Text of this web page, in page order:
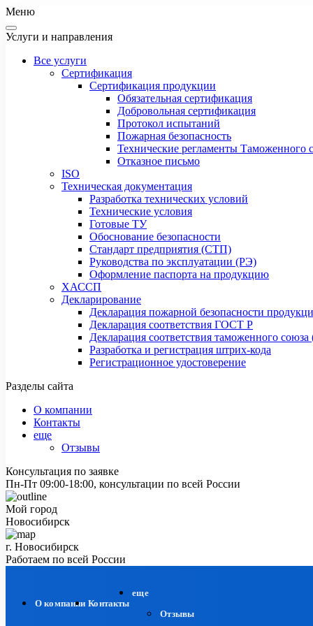
Меню
Услуги и направления
Все услуги
Сертификация
Сертификация продукции
Обязательная сертификация
Добровольная сертификация
Протокол испытаний
Пожарная безопасность
Технические регламенты Таможенного
Отказное письмо
ISO
Техническая документация
Разработка технических условий
Технические условия
Готовые ТУ
Обоснование безопасности
Стандарт предприятия (СТП)
Руководства по эксплуатации (РЭ)
Оформление паспорта на продукцию
ХАССП
Декларирование
Декларация пожарной безопасности
Декларация соответствия ГОСТ Р
Декларация соответствия таможенного
Разработка и регистрация штрих-кода
Регистрационное удостоверение
Разделы сайта
О компании
Контакты
еще
Отзывы
Консультация по заявке
Пн-Пт 09:00-18:00, консультации по всей России
Мой город
Новосибирск
г. Новосибирск
Работаем по всей России
О компании Контакты
еще
Отзывы